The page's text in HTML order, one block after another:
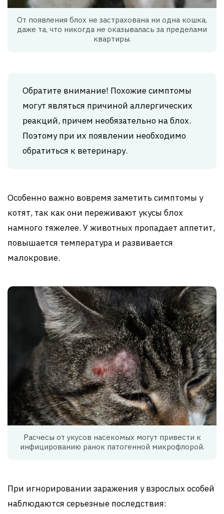
От появления блох не застрахована ни одна кошка,
даже та, что никогда не оказывалась за пределами
квартиры.
Обратите внимание! Похожие симптомы
могут являться причиной аллергических
реакций, причем необязательно на блох.
Поэтому при их появлении необходимо
обратиться к ветеринару.
Особенно важно вовремя заметить симптомы у
котят, так как они переживают укусы блох
намного тяжелее. У животных пропадает аппетит,
повышается температура и развивается
малокровие.
Расчесы от укусов насекомых могут привести к
инфицированию ранок патогенной микрофлорой.
При игнорировании заражения у взрослых особей
наблюдаются серьезные последствия: